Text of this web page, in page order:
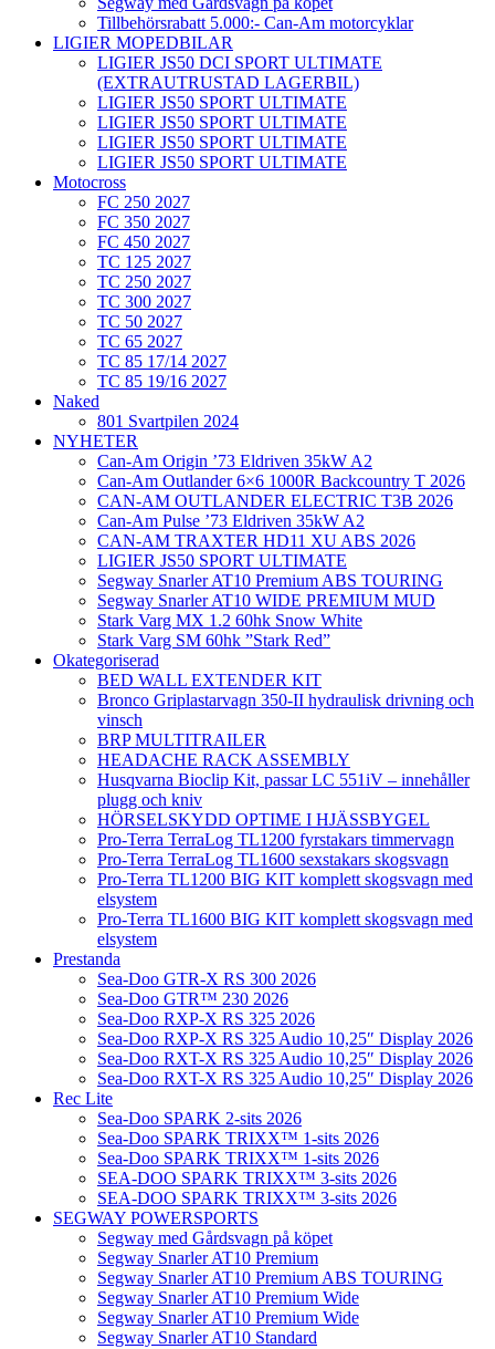
Tillbehörsrabatt 5.000:- Can-Am motorcyklar
LIGIER MOPEDBILAR
LIGIER JS50 DCI SPORT ULTIMATE
(EXTRAUTRUSTAD LAGERBIL)
LIGIER JS50 SPORT ULTIMATE
LIGIER JS50 SPORT ULTIMATE
LIGIER JS50 SPORT ULTIMATE
LIGIER JS50 SPORT ULTIMATE
Motocross
FC 250 2027
FC 350 2027
FC 450 2027
TC 125 2027
TC 250 2027
TC 300 2027
TC 50 2027
TC 65 2027
TC 85 17/14 2027
TC 85 19/16 2027
Naked
801 Svartpilen 2024
NYHETER
Can-Am Origin ’73 Eldriven 35kW A2
Can-Am Outlander 6×6 1000R Backcountry T 2026
CAN-AM OUTLANDER ELECTRIC T3B 2026
Can-Am Pulse ’73 Eldriven 35kW A2
CAN-AM TRAXTER HD11 XU ABS 2026
LIGIER JS50 SPORT ULTIMATE
Segway Snarler AT10 Premium ABS TOURING
Segway Snarler AT10 WIDE PREMIUM MUD
Stark Varg MX 1.2 60hk Snow White
Stark Varg SM 60hk ”Stark Red”
Okategoriserad
BED WALL EXTENDER KIT
Bronco Griplastarvagn 350-II hydraulisk drivning och
vinsch
BRP MULTITRAILER
HEADACHE RACK ASSEMBLY
Husqvarna Bioclip Kit, passar LC 551iV – innehåller
plugg och kniv
HÖRSELSKYDD OPTIME I HJÄSSBYGEL
Pro-Terra TerraLog TL1200 fyrstakars timmervagn
Pro-Terra TerraLog TL1600 sexstakars skogsvagn
Pro-Terra TL1200 BIG KIT komplett skogsvagn med
elsystem
Pro-Terra TL1600 BIG KIT komplett skogsvagn med
elsystem
Prestanda
Sea-Doo GTR-X RS 300 2026
Sea-Doo GTR™ 230 2026
Sea-Doo RXP-X RS 325 2026
Sea-Doo RXP-X RS 325 Audio 10,25″ Display 2026
Sea-Doo RXT-X RS 325 Audio 10,25″ Display 2026
Sea-Doo RXT-X RS 325 Audio 10,25″ Display 2026
Rec Lite
Sea-Doo SPARK 2-sits 2026
Sea-Doo SPARK TRIXX™ 1-sits 2026
Sea-Doo SPARK TRIXX™ 1-sits 2026
SEA-DOO SPARK TRIXX™ 3-sits 2026
SEA-DOO SPARK TRIXX™ 3-sits 2026
SEGWAY POWERSPORTS
Segway med Gårdsvagn på köpet
Segway Snarler AT10 Premium
Segway Snarler AT10 Premium ABS TOURING
Segway Snarler AT10 Premium Wide
Segway Snarler AT10 Premium Wide
Segway Snarler AT10 Standard